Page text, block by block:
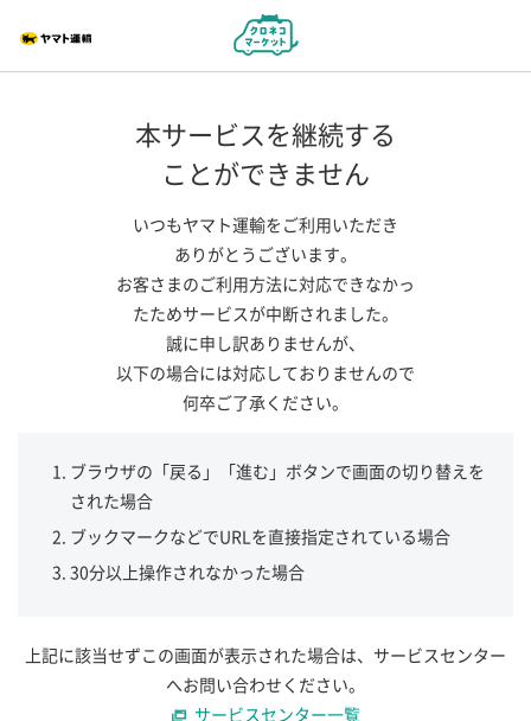
本サービスを継続する
ことができません
いつもヤマト運輸をご利用いただき
ありがとうございます。
お客さまのご利用方法に対応できなかっ
たためサービスが中断されました。
誠に申し訳ありませんが、
以下の場合には対応しておりませんので
何卒ご了承ください。
ブラウザの「戻る」「進む」ボタンで画面の切り替えを
された場合
ブックマークなどでURLを直接指定されている場合
30分以上操作されなかった場合
上記に該当せずこの画面が表示された場合は、サービスセンター
へお問い合わせください。
サービスセンター一覧